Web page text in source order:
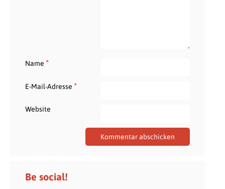
Name *
E-Mail-Adresse *
Website
Be social!